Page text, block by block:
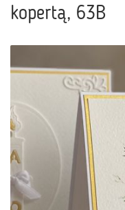
kopertą, 63B